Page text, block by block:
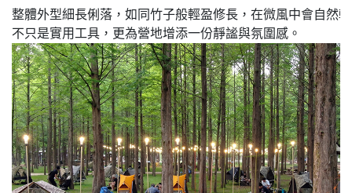
整體外型細長俐落，如同竹子般輕盈修長，在微風中會自然